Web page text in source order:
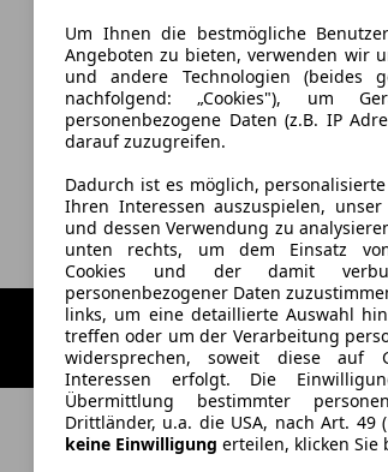
Um Ihnen die bestmögliche
Angeboten zu bieten, verwenden wir
und andere Technologien (beides
nachfolgend: „Cookies"), um
personenbezogene Daten (z.B. IP
darauf zuzugreifen.
Dadurch ist es möglich,
Ihren Interessen auszuspielen,
und dessen Verwendung zu
unten rechts, um dem Einsatz
Cookies und der damit
personenbezogener Daten
links, um eine detaillierte Auswahl
treffen oder um der Verarbeitung
widersprechen, soweit diese auf
Interessen erfolgt. Die
Übermittlung bestimmter
Drittländer, u.a. die USA, nach Art. 49
keine Einwilligung erteilen, klicken Sie